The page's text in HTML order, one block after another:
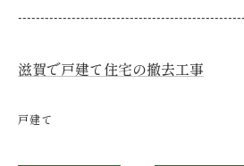
滋賀で戸建て住宅の撤去工事
戸建て